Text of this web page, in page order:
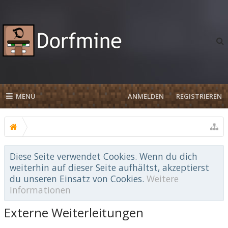
MENU ANMELDEN REGISTRIEREN
Diese Seite verwendet Cookies. Wenn du dich
weiterhin auf dieser Seite aufhältst, akzeptierst
du unseren Einsatz von Cookies. Weitere
Informationen
Externe Weiterleitungen